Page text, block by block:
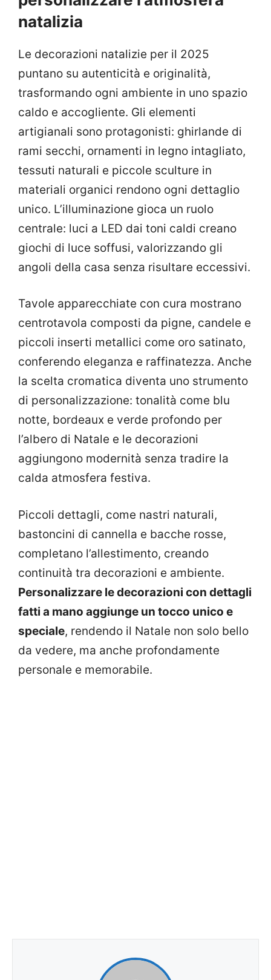
natalizia
Le decorazioni natalizie per il 2025
puntano su autenticità e originalità,
trasformando ogni ambiente in uno spazio
caldo e accogliente. Gli elementi
artigianali sono protagonisti: ghirlande di
rami secchi, ornamenti in legno intagliato,
tessuti naturali e piccole sculture in
materiali organici rendono ogni dettaglio
unico. L’illuminazione gioca un ruolo
centrale: luci a LED dai toni caldi creano
giochi di luce soffusi, valorizzando gli
angoli della casa senza risultare eccessivi.
Tavole apparecchiate con cura mostrano
centrotavola composti da pigne, candele e
piccoli inserti metallici come oro satinato,
conferendo eleganza e raffinatezza. Anche
la scelta cromatica diventa uno strumento
di personalizzazione: tonalità come blu
notte, bordeaux e verde profondo per
l’albero di Natale e le decorazioni
aggiungono modernità senza tradire la
calda atmosfera festiva.
Piccoli dettagli, come nastri naturali,
bastoncini di cannella e bacche rosse,
completano l’allestimento, creando
continuità tra decorazioni e ambiente.
Personalizzare le decorazioni con dettagli
fatti a mano aggiunge un tocco unico e
speciale, rendendo il Natale non solo bello
da vedere, ma anche profondamente
personale e memorabile.